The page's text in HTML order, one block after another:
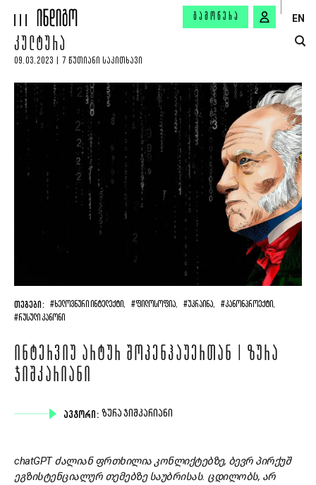
ᲒᲐᲛᲝᲬᲔᲠᲐ EN
ᲙᲣᲚᲢᲣᲠᲐ
09.03.2023 | 7 ᲬᲣᲗᲘᲐᲜᲘ ᲡᲐᲙᲘᲗᲮᲐᲕᲘ
ᲗᲔᲒᲔᲑᲘ: #ᲮᲔᲚᲝᲕᲜᲣᲠᲘ ᲘᲜᲢᲔᲚᲔᲥᲢᲘ, #ᲤᲘᲚᲝᲡᲝᲤᲘᲐ, #ᲣᲙᲠᲐᲘᲜᲐ, #ᲙᲐᲜᲝᲜᲞᲠᲝᲔᲥᲢᲘ,
#ᲠᲣᲡᲣᲚᲘ ᲙᲐᲜᲝᲜᲘ
ᲘᲜᲢᲔᲠᲕᲘᲣ ᲐᲠᲢᲣᲠ ᲨᲝᲞᲔᲜᲰᲐᲣᲔᲠᲗᲐᲜ | ᲖᲣᲠᲐ
ᲯᲘᲨᲙᲐᲠᲘᲐᲜᲘ
ᲐᲕᲢᲝᲠᲘ: ᲖᲣᲠᲐ ᲯᲘᲨᲙᲐᲠᲘᲐᲜᲘ
chatGPT ძალიან ფრთხილია კონლიქტებზე, ბევრ პირქუშ
ეგზისტენციალურ თემებზე საუბრისას. ცდილობს, არ